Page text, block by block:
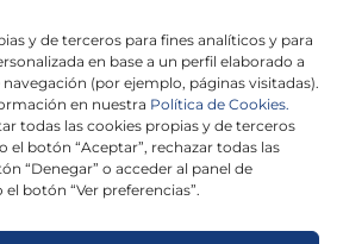
y de terceros para fines analíticos y para
en base a un perfil elaborado a
(por ejemplo, páginas visitadas).
en nuestra Política de Cookies.
todas las cookies propias y de terceros
el botón “Aceptar”, rechazar todas las
“Denegar” o acceder al panel de
botón “Ver preferencias”.
laPolítica de Privacidad
×